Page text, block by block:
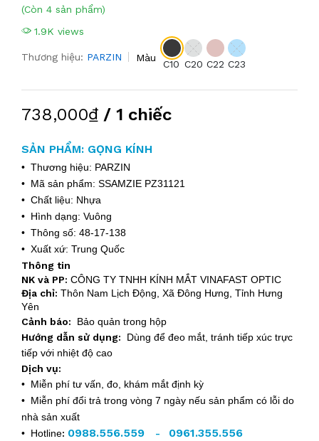
(Còn 4 sản phẩm)
1.9K views
Thương hiệu: PARZIN Màu
C10 C20 C22 C23
738,000₫ / 1 chiếc
SẢN PHẨM: GỌNG KÍNH
• Thương hiệu: PARZIN
• Mã sản phẩm: SSAMZIE PZ31121
• Chất liệu: Nhựa
• Hình dạng: Vuông
• Thông số: 48-17-138
• Xuất xứ: Trung Quốc
Thông tin
NK và PP: CÔNG TY TNHH KÍNH MẮT VINAFAST OPTIC
Địa chỉ: Thôn Nam Lịch Động, Xã Đông Hưng, Tỉnh Hưng
Yên
Cảnh báo: Bảo quản trong hộp
Hướng dẫn sử dụng: Dùng để đeo mắt, tránh tiếp xúc trực
tiếp với nhiệt độ cao
Dịch vụ:
• Miễn phí tư vấn, đo, khám mắt định kỳ
• Miễn phí đổi trả trong vòng 7 ngày nếu sản phẩm có lỗi do
nhà sản xuất
• Hotline: 0988.556.559 - 0961.355.556